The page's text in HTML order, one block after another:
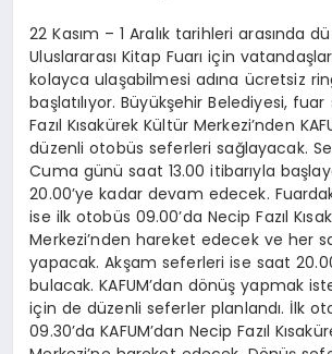
22 Kasım – 1 Aralık tarihleri arasında
Uluslararası Kitap Fuarı için
kolayca ulaşabilmesi adına ücretsiz
başlatılıyor. Büyükşehir Belediyesi,
Fazıl Kısakürek Kültür Merkezi’nden
düzenli otobüs seferleri sağlayacak.
Cuma günü saat 13.00 itibarıyla
20.00’ye kadar devam edecek.
ise ilk otobüs 09.00’da Necip Fazıl
Merkezi’nden hareket edecek ve her
yapacak. Akşam seferleri ise saat
bulacak. KAFUM’dan dönüş yapmak
için de düzenli seferler planlandı. İlk
09.30’da KAFUM’dan Necip Fazıl